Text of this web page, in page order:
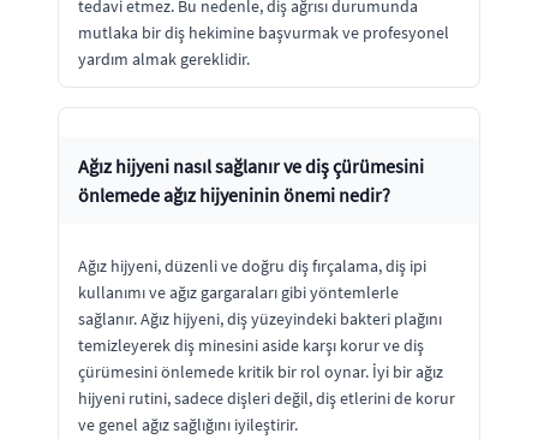
tedavi etmez. Bu nedenle, diş ağrısı durumunda
mutlaka bir diş hekimine başvurmak ve profesyonel
yardım almak gereklidir.
Ağız hijyeni nasıl sağlanır ve diş çürümesini
önlemede ağız hijyeninin önemi nedir?
Ağız hijyeni, düzenli ve doğru diş fırçalama, diş ipi
kullanımı ve ağız gargaraları gibi yöntemlerle
sağlanır. Ağız hijyeni, diş yüzeyindeki bakteri plağını
temizleyerek diş minesini aside karşı korur ve diş
çürümesini önlemede kritik bir rol oynar. İyi bir ağız
hijyeni rutini, sadece dişleri değil, diş etlerini de korur
ve genel ağız sağlığını iyileştirir.